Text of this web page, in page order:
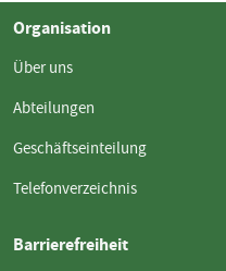
Organisation
Über uns
Abteilungen
Geschäftseinteilung
Telefonverzeichnis
Barrierefreiheit